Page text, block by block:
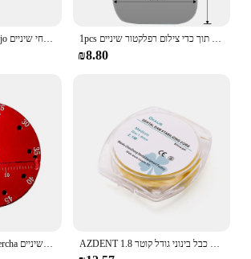
18 ס "מ שיניים castrovejo שיניים בעל מחט כירורגית מספריים אורתודונטי מחזיק מלקחי שיניים 1pcs אזדנט שיניים אורתודונטית צילום מראה דו-צדדית מראות חומר זכוכית תוך כדי צילום רפלקטור שיניים
₪8.80
שיניים אנדודונטי גוטה percha נקודות חותך מד עם סרגל מדידה עגול אלומיניום גלגל שיניים כלים שיניים AZDENT שיניים גומי סכר ייצוב כבל בינוני גודל קוטר 1.8mm טריזי קו מלחציים גיליונות אלסטי 2.1 מטר צהוב